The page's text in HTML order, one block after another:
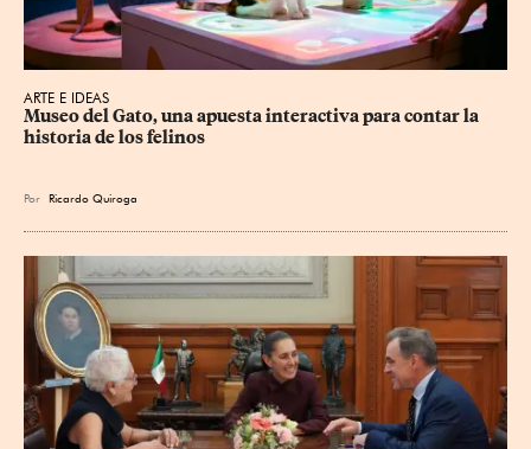
ARTE E IDEAS
Museo del Gato, una apuesta interactiva para contar la
historia de los felinos
Por Ricardo Quiroga